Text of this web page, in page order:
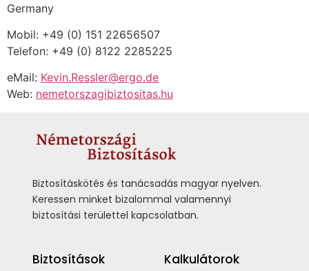
Germany
Mobil: +49 (0) 151 22656507
Telefon: +49 (0) 8122 2285225
eMail: Kevin.Ressler@ergo.de
Web: nemetorszagibiztositas.hu
Biztosításkötés és tanácsadás magyar nyelven.
Keressen minket bizalommal valamennyi
biztosítási területtel kapcsolatban.
Biztosítások Kalkulátorok